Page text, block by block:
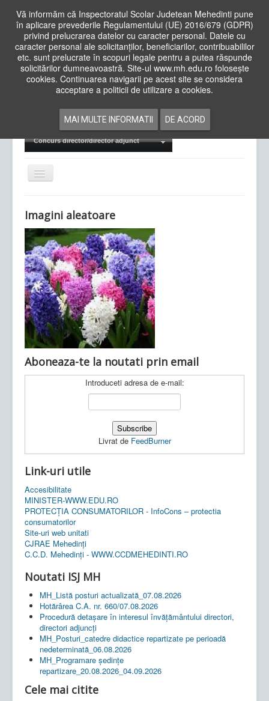
Vă informăm că Inspectoratul Scolar Judetean Mehedinti pune
în aplicare prevederile Regulamentului (UE) 2016/679 (GDPR)
privind prelucrarea datelor cu caracter personal. Datele cu
caracter personal ale solicitanților, beneficiarilor, contribuabililor
etc. sunt prelucrate în scopuri legale pentru a putea răspunde
solicitărilor dumneavoastră. Site-ul www.mh.edu.ro folosește
cookies. Continuarea navigarii pe acest site se considera
acceptare a politicii de utilizare a cookies.
MAI MULTE INFORMATII DE ACORD
Cauta
in
siteAcasa Cadre Didactice
Examene Naționale
Concurs director/director adjunct
Comută
navigarea
Ultimele articole: Vi, 04.11.2022 -
Județean Mehedinți
Imagini aleatoare
Aboneaza-te la noutati prin email
Introduceti adresa de e-mail:
Livrat de FeedBurner
Link-uri utile
Accesibilitate
MINISTER-WWW.EDU.RO
PROTECȚIA CONSUMATORILOR - InfoCons – protectia
consumatorilor
Site-uri web unitati
CJRAE Mehedinți
C.C.D. Mehedinţi - WWW.CCDMEHEDINTI.RO
Noutati ISJ MH
MH_Listă posturi actualizată_07.08.2026
Hotărârea C.A. nr. 660/07.08.2026
Procedură detașare în interesul învățământului directori,
directori adjuncți
MH_Posturi_catedre didactice repartizate pe perioadă
nedeterminată_06.08.2026
MH_Programare ședințe
repartizare_20.08.2026_04.09.2026
Cele mai citite